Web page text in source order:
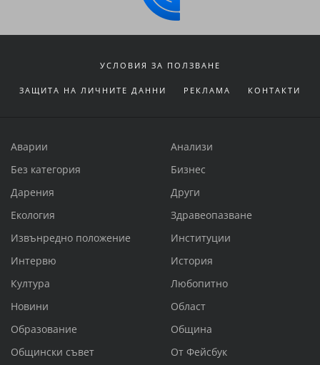
УСЛОВИЯ ЗА ПОЛЗВАНЕ
ЗАЩИТА НА ЛИЧНИТЕ ДАННИ РЕКЛАМА КОНТАКТИ
Аварии
Анализи
Без категория
Бизнес
Дарения
Други
Екология
Здравеопазване
Извънредно положение
Институции
Интервю
История
Култура
Любопитно
Новини
Област
Образование
Община
Общински съвет
От Фейсбук